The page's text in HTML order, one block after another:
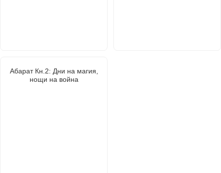
Абарат Кн.2: Дни на магия,
нощи на война